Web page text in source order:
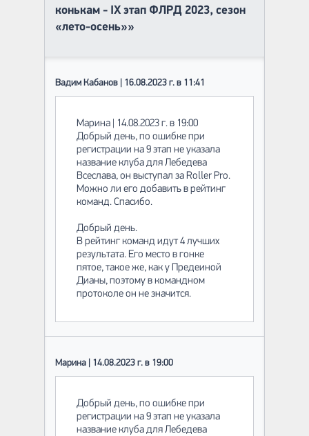
конькам - IX этап ФЛРД 2023, cезон
«лето-осень»»
Вадим Кабанов | 16.08.2023 г. в 11:41
Марина | 14.08.2023 г. в 19:00
Добрый день, по ошибке при
регистрации на 9 этап не указала
название клуба для Лебедева
Всеслава, он выступал за Roller Pro.
Можно ли его добавить в рейтинг
команд. Спасибо.
Добрый день.
В рейтинг команд идут 4 лучших
результата. Его место в гонке
пятое, такое же, как у Предеиной
Дианы, поэтому в командном
протоколе он не значится.
Марина | 14.08.2023 г. в 19:00
Добрый день, по ошибке при
регистрации на 9 этап не указала
название клуба для Лебедева